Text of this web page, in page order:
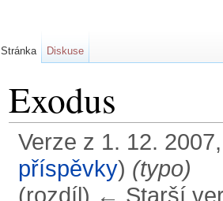
Exodus
Verze z 1. 12.
příspěvky) (typo)
(rozdíl) ← Starší
Stránka Diskuse